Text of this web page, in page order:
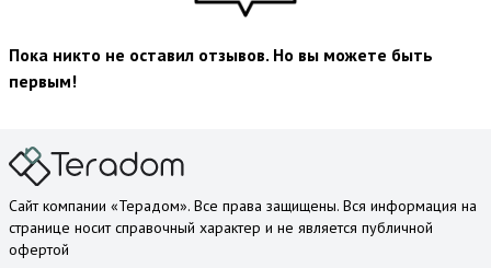
Пока никто не оставил отзывов. Но вы можете быть
первым!
Сайт компании «Терадом». Все права защищены. Вся информация на
странице носит справочный характер и не является публичной
офертой